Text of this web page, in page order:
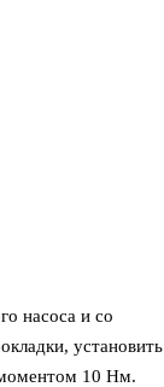
насоса и со
установить
моментом 10 Нм.